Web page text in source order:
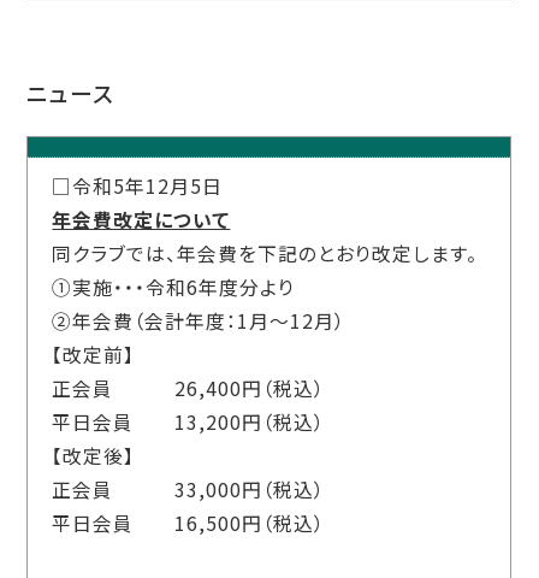
ニュース
□令和5年12月5日
年会費改定について
同クラブでは、年会費を下記のとおり改定します。
①実施・・・令和6年度分より
②年会費（会計年度：1月～12月）
【改定前】
正会員 26,400円（税込）
平日会員 13,200円（税込）
【改定後】
正会員 33,000円（税込）
平日会員 16,500円（税込）